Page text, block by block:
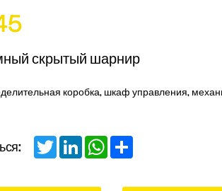
скрытый шарнир
коробка, шкаф управления,
TwitterLinkedInWhatsApp
Share